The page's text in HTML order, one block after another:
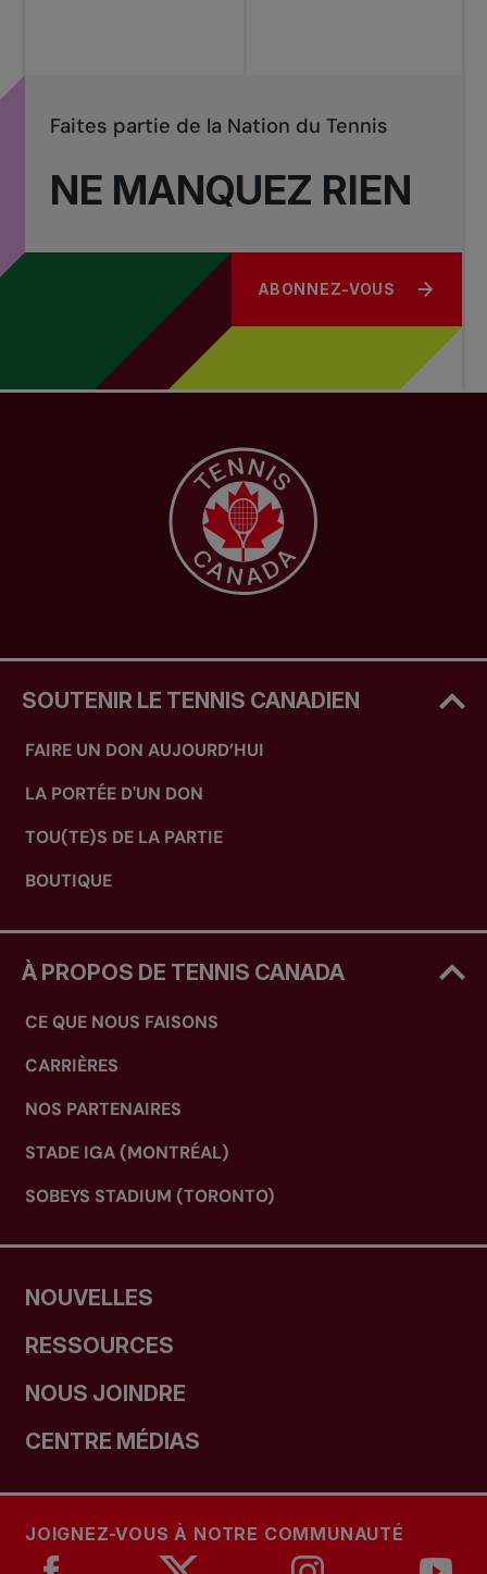
NE MANQUEZ RIEN
Faites partie de la Nation du Tennis
ABONNEZ-VOUS
SOUTENIR LE TENNIS CANADIEN
FAIRE UN DON AUJOURD’HUI
LA PORTÉE D'UN DON
TOU(TE)S DE LA PARTIE
BOUTIQUE
À PROPOS DE TENNIS CANADA
CE QUE NOUS FAISONS
CARRIÈRES
NOS PARTENAIRES
STADE IGA (MONTRÉAL)
SOBEYS STADIUM (TORONTO)
NOUVELLES
RESSOURCES
NOUS JOINDRE
CENTRE MÉDIAS
JOIGNEZ-VOUS À NOTRE COMMUNAUTÉ